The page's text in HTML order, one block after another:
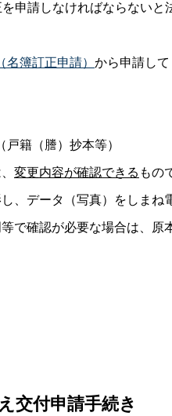
申請しなければならないと
簿訂正申請） から申請して
籍（謄）抄本等）
変更内容が確認できる もの
、データ（写真）をしまね
で確認が必要な場合は、原
交付申請手続き